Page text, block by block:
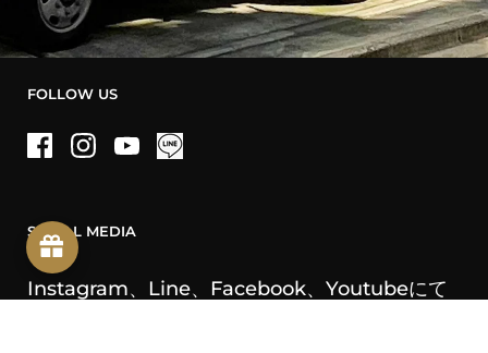
FOLLOW US
Facebook
Instagram
YouTube
SOCIAL MEDIA
Instagram、Line、Facebook、Youtubeにて